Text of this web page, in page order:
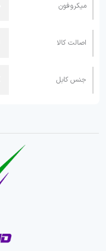
میکروفون
اصالت کالا
جنس کابل